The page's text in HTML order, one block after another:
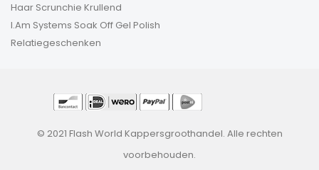
Haar Scrunchie Krullend
I.Am Systems Soak Off Gel Polish
Relatiegeschenken
© 2021 Flash World Kappersgroothandel. Alle rechten
voorbehouden.